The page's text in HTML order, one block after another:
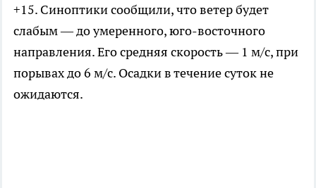
+15. Синоптики сообщили, что ветер будет
слабым — до умеренного, юго-восточного
направления. Его средняя скорость — 1 м/с, при
порывах до 6 м/с. Осадки в течение суток не
ожидаются.